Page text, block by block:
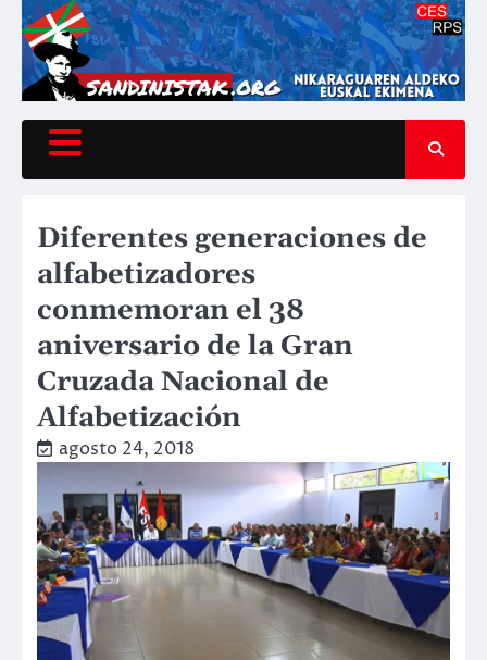
Saltar
contenido
Diferentes generaciones de
alfabetizadores
conmemoran el 38
aniversario de la Gran
Cruzada Nacional de
Alfabetización
agosto 24, 2018